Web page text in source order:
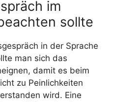
im
sollte
in der Sprache
man sich das
damit es beim
zu Peinlichkeiten
wird. Eine